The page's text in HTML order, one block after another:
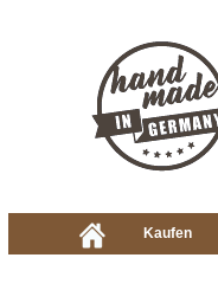
Kaufen